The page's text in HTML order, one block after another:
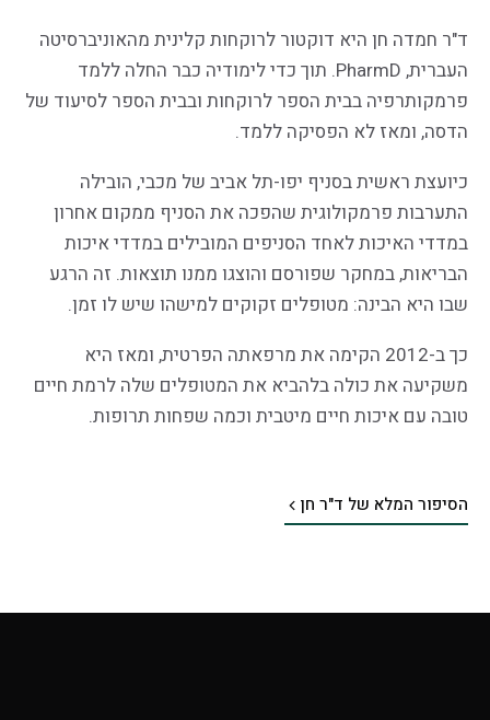
ד"ר חמדה חן היא דוקטור לרוקחות קלינית מהאוניברסיטה
העברית, PharmD. תוך כדי לימודיה כבר החלה ללמד
פרמקותרפיה בבית הספר לרוקחות ובבית הספר לסיעוד של
הדסה, ומאז לא הפסיקה ללמד.
כיועצת ראשית בסניף יפו-תל אביב של מכבי, הובילה
התערבות פרמקולוגית שהפכה את הסניף ממקום אחרון
במדדי האיכות לאחד הסניפים המובילים במדדי איכות
הבריאות, במחקר שפורסם והוצגו ממנו תוצאות. זה הרגע
שבו היא הבינה: מטופלים זקוקים למישהו שיש לו זמן.
כך ב-2012 הקימה את מרפאתה הפרטית, ומאז היא
משקיעה את כולה בלהביא את המטופלים שלה לרמת חיים
טובה עם איכות חיים מיטבית וכמה שפחות תרופות.
הסיפור המלא של ד"ר חן